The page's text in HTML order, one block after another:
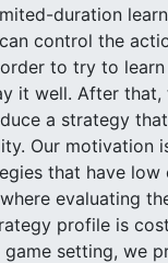
duration
control the
to try to
it well. After that,
a strategy
Our motivation
that have
evaluating
profile is
setting, we